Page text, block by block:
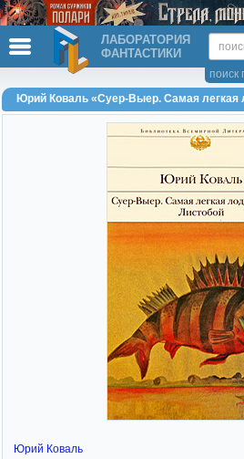
ЛАБОРАТОРИЯ
ФАНТАСТИКИ
поиск
Юрий Коваль «Суер-Выер. Самая легкая
Юрий Коваль